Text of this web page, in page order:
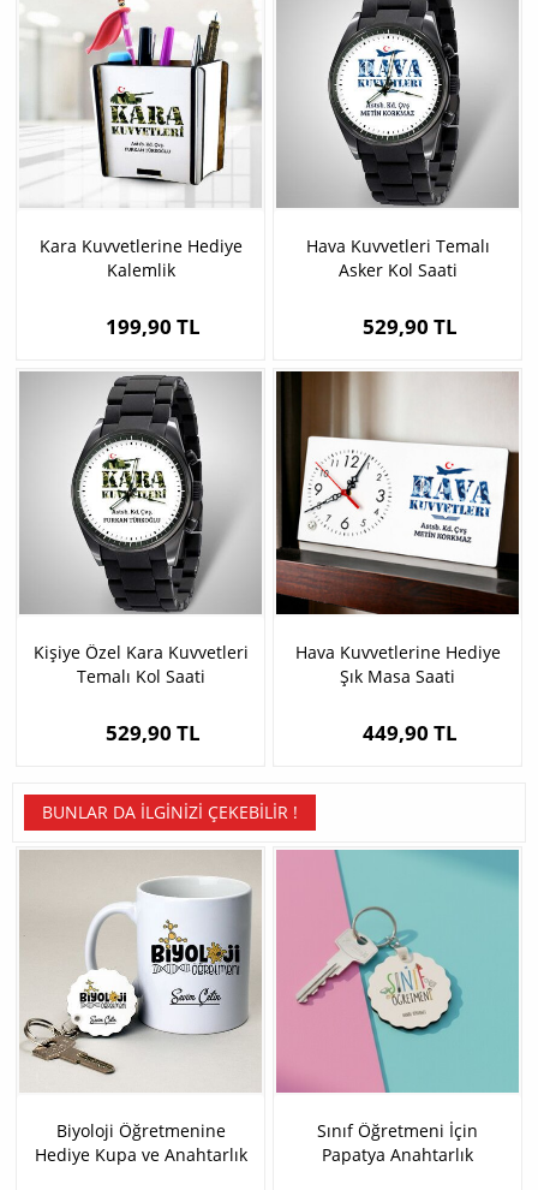
Kara Kuvvetlerine Hediye
Kalemlik
199,90 TL
Hava Kuvvetleri Temalı
Asker Kol Saati
529,90 TL
Kişiye Özel Kara Kuvvetleri
Temalı Kol Saati
529,90 TL
Hava Kuvvetlerine Hediye
Şık Masa Saati
449,90 TL
BUNLAR DA İLGINIZI ÇEKEBILIR !
Biyoloji Öğretmenine
Hediye Kupa ve Anahtarlık
Sınıf Öğretmeni İçin
Papatya Anahtarlık